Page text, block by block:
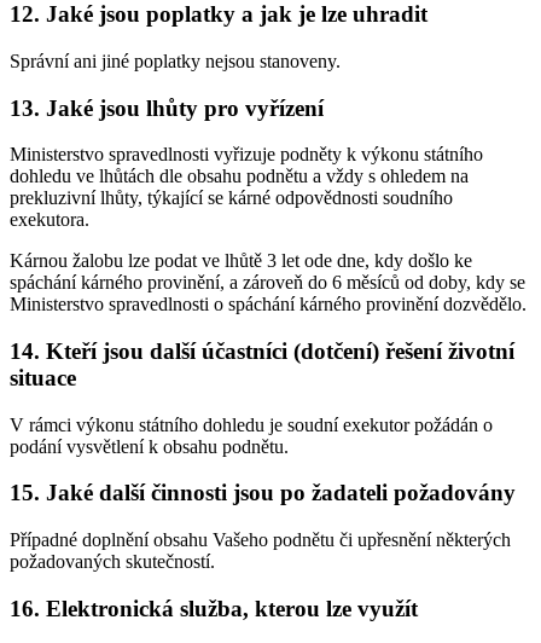
12. Jaké jsou poplatky a jak je lze uhradit
Správní ani jiné poplatky nejsou stanoveny.
13. Jaké jsou lhůty pro vyřízení
Ministerstvo spravedlnosti vyřizuje podněty k výkonu státního
dohledu ve lhůtách dle obsahu podnětu a vždy s ohledem na
prekluzivní lhůty, týkající se kárné odpovědnosti soudního
exekutora.
Kárnou žalobu lze podat ve lhůtě 3 let ode dne, kdy došlo ke
spáchání kárného provinění, a zároveň do 6 měsíců od doby, kdy se
Ministerstvo spravedlnosti o spáchání kárného provinění dozvědělo.
14. Kteří jsou další účastníci (dotčení) řešení životní
situace
V rámci výkonu státního dohledu je soudní exekutor požádán o
podání vysvětlení k obsahu podnětu.
15. Jaké další činnosti jsou po žadateli požadovány
Případné doplnění obsahu Vašeho podnětu či upřesnění některých
požadovaných skutečností.
16. Elektronická služba, kterou lze využít